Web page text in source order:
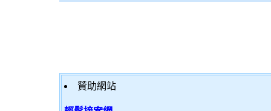
贊助網站